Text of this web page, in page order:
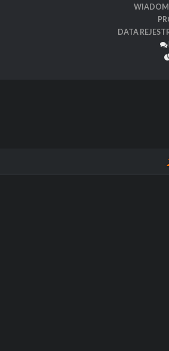
DATA